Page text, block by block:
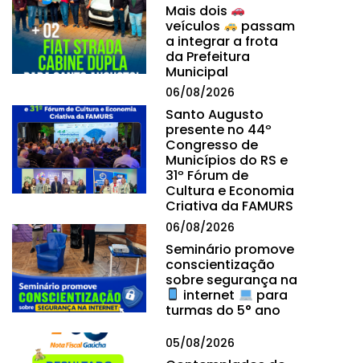
Mais dois
veículos
passam
a integrar a frota
da Prefeitura
Municipal
06/08/2026
Santo Augusto
presente no 44º
Congresso de
Municípios do RS e
31º Fórum de
Cultura e Economia
Criativa da FAMURS
06/08/2026
Seminário promove
conscientização
sobre segurança na
internet
para
turmas do 5° ano
05/08/2026